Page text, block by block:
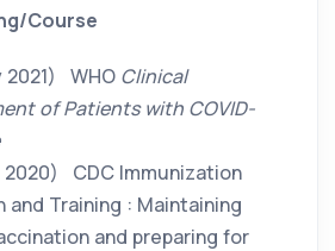
Course
WHO Clinical
of Patients with COVID-
CDC Immunization
and Training : Maintaining
and preparing for